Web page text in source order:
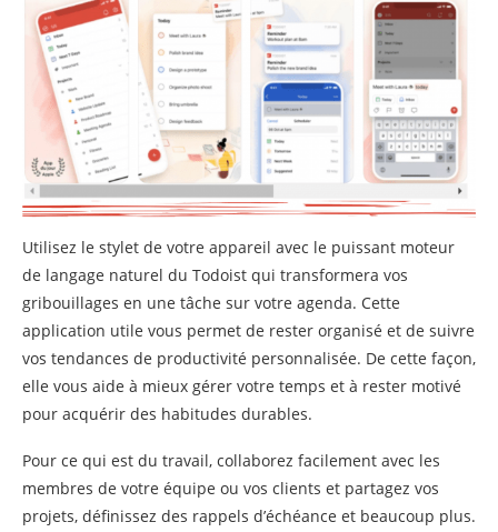
Utilisez le stylet de votre appareil avec le puissant moteur
de langage naturel du Todoist qui transformera vos
gribouillages en une tâche sur votre agenda. Cette
application utile vous permet de rester organisé et de suivre
vos tendances de productivité personnalisée. De cette façon,
elle vous aide à mieux gérer votre temps et à rester motivé
pour acquérir des habitudes durables.
Pour ce qui est du travail, collaborez facilement avec les
membres de votre équipe ou vos clients et partagez vos
projets, définissez des rappels d’échéance et beaucoup plus.